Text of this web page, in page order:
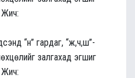
Жич:
“н” гардаг, “ж,ч,ш”-
залгахад эгшиг
Жич: